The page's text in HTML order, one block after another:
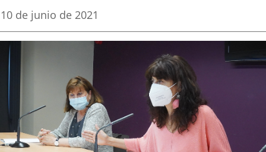
aplicación
externa.
aplicación
externa.
Fecha
la
noticia
10 de junio de 2021